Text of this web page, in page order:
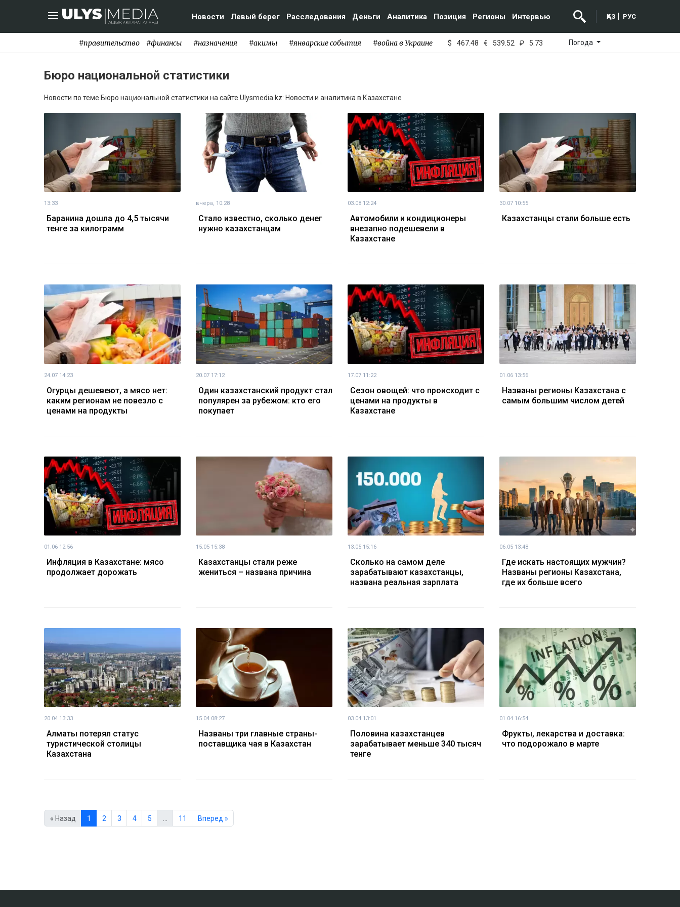
Новости Левый берег Расследования Деньги Аналитика Позиция Регионы Интервью ҚАЗ РУС
#правительство #финансы #назначения #акимы #январские события #война в Украине $ 467.48 € 539.52 ₽ 5.73 Погода
Бюро национальной статистики
Новости по теме Бюро национальной статистики на сайте Ulysmedia.kz: Новости и аналитика в Казахстане
13:33
Баранина дошла до 4,5 тысячи
тенге за килограмм
вчера, 10:28
Стало известно, сколько денег
нужно казахстанцам
03.08 12:24
Автомобили и кондиционеры
внезапно подешевели в
Казахстане
30.07 10:55
Казахстанцы стали больше есть
24.07 14:23
Огурцы дешевеют, а мясо нет:
каким регионам не повезло с
ценами на продукты
20.07 17:12
Один казахстанский продукт стал
популярен за рубежом: кто его
покупает
17.07 11:22
Сезон овощей: что происходит с
ценами на продукты в
Казахстане
01.06 13:56
Названы регионы Казахстана с
самым большим числом детей
01.06 12:56
Инфляция в Казахстане: мясо
продолжает дорожать
15.05 15:38
Казахстанцы стали реже
жениться – названа причина
13.05 15:16
Сколько на самом деле
зарабатывают казахстанцы,
названа реальная зарплата
06.05 13:48
Где искать настоящих мужчин?
Названы регионы Казахстана,
где их больше всего
20.04 13:33
Алматы потерял статус
туристической столицы
Казахстана
15.04 08:27
Названы три главные страны-
поставщика чая в Казахстан
03.04 13:01
Половина казахстанцев
зарабатывает меньше 340 тысяч
тенге
01.04 16:54
Фрукты, лекарства и доставка:
что подорожало в марте
« Назад 1 2 3 4 5 11 Вперед »